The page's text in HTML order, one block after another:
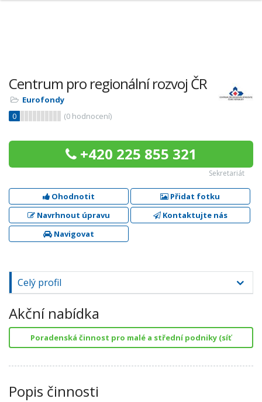
Centrum pro regionální rozvoj ČR
Eurofondy
0
(0 hodnocení)
+420 225 855 321
Sekretariát
Ohodnotit
Přidat fotku
Navrhnout úpravu
Kontaktujte nás
Navigovat
Celý profil
Akční nabídka
Poradenská činnost pro malé a střední podniky (síť
Popis činnosti